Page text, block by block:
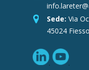
Sede: Via
45024